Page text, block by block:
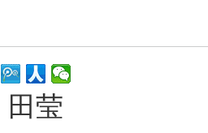
田莹